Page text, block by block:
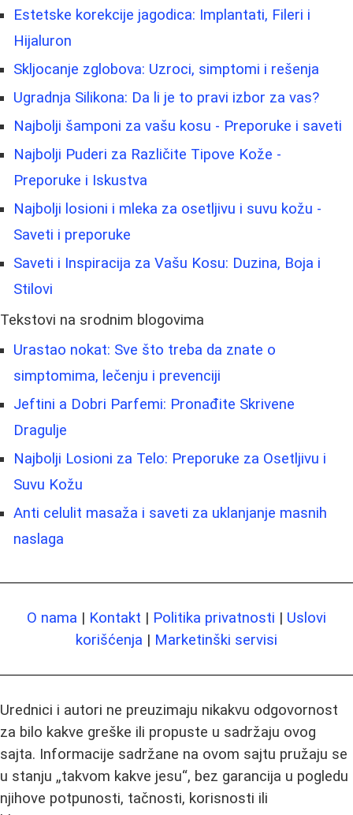
Estetske korekcije jagodica: Implantati, Fileri i
Hijaluron
Skljocanje zglobova: Uzroci, simptomi i rešenja
Ugradnja Silikona: Da li je to pravi izbor za vas?
Najbolji šamponi za vašu kosu - Preporuke i saveti
Najbolji Puderi za Različite Tipove Kože -
Preporuke i Iskustva
Najbolji losioni i mleka za osetljivu i suvu kožu -
Saveti i preporuke
Saveti i Inspiracija za Vašu Kosu: Duzina, Boja i
Stilovi
Tekstovi na srodnim blogovima
Urastao nokat: Sve što treba da znate o
simptomima, lečenju i prevenciji
Jeftini a Dobri Parfemi: Pronađite Skrivene
Dragulje
Najbolji Losioni za Telo: Preporuke za Osetljivu i
Suvu Kožu
Anti celulit masaža i saveti za uklanjanje masnih
naslaga
O nama | Kontakt | Politika privatnosti | Uslovi
korišćenja | Marketinški servisi
Urednici i autori ne preuzimaju nikakvu odgovornost
za bilo kakve greške ili propuste u sadržaju ovog
sajta. Informacije sadržane na ovom sajtu pružaju se
u stanju „takvom kakve jesu“, bez garancija u pogledu
njihove potpunosti, tačnosti, korisnosti ili